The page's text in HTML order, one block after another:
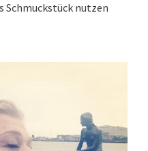
nutzen